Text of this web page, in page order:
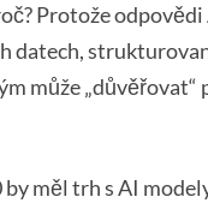
Protože
datech,
může „důvěřovat“
měl trh s AI